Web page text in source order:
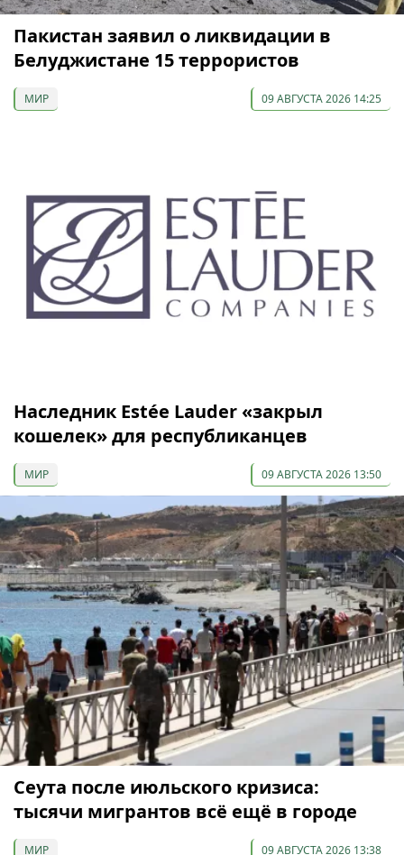
Пакистан заявил о ликвидации в
Белуджистане 15 террористов
МИР 09 АВГУСТА 2026 14:25
Наследник Estée Lauder «закрыл
кошелек» для республиканцев
МИР 09 АВГУСТА 2026 13:50
Сеута после июльского кризиса:
тысячи мигрантов всё ещё в городе
МИР 09 АВГУСТА 2026 13:38